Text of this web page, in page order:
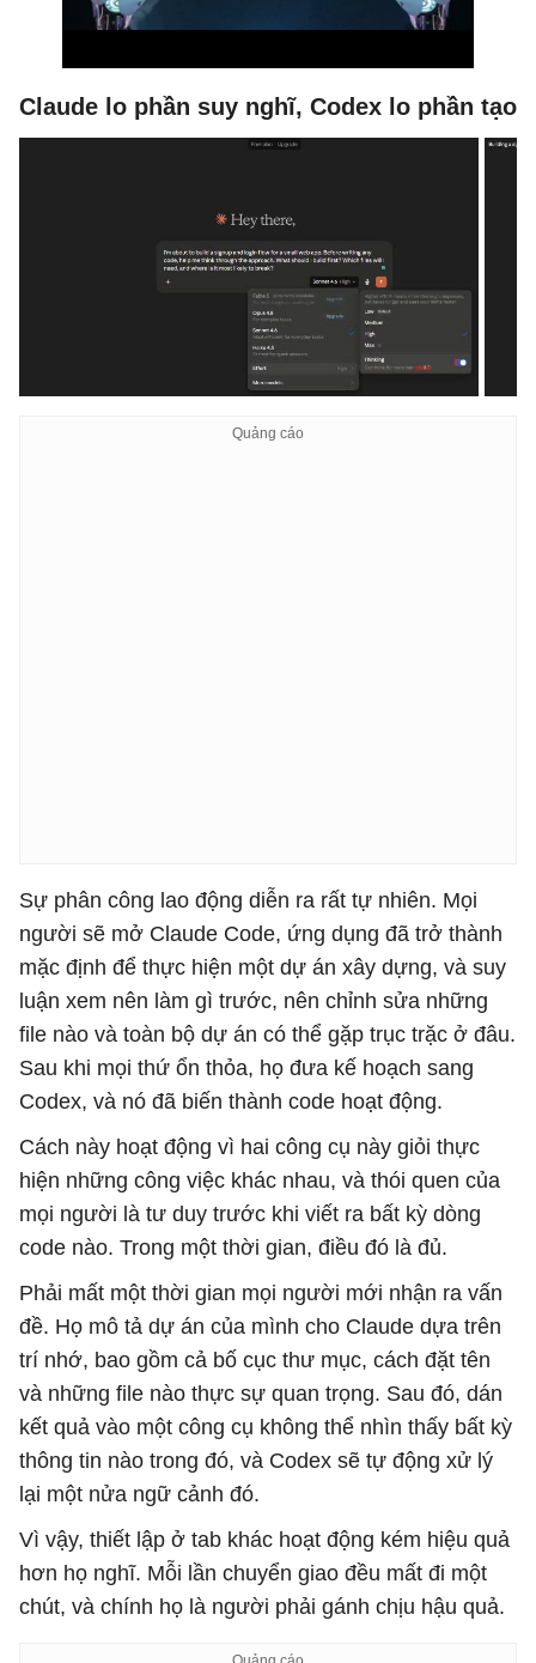
Claude lo phần suy nghĩ, Codex lo phần tạo
Sự phân công lao động diễn ra rất tự nhiên. Mọi
người sẽ mở Claude Code, ứng dụng đã trở thành
mặc định để thực hiện một dự án xây dựng, và suy
luận xem nên làm gì trước, nên chỉnh sửa những
file nào và toàn bộ dự án có thể gặp trục trặc ở đâu.
Sau khi mọi thứ ổn thỏa, họ đưa kế hoạch sang
Codex, và nó đã biến thành code hoạt động.
Cách này hoạt động vì hai công cụ này giỏi thực
hiện những công việc khác nhau, và thói quen của
mọi người là tư duy trước khi viết ra bất kỳ dòng
code nào. Trong một thời gian, điều đó là đủ.
Phải mất một thời gian mọi người mới nhận ra vấn
đề. Họ mô tả dự án của mình cho Claude dựa trên
trí nhớ, bao gồm cả bố cục thư mục, cách đặt tên
và những file nào thực sự quan trọng. Sau đó, dán
kết quả vào một công cụ không thể nhìn thấy bất kỳ
thông tin nào trong đó, và Codex sẽ tự động xử lý
lại một nửa ngữ cảnh đó.
Vì vậy, thiết lập ở tab khác hoạt động kém hiệu quả
hơn họ nghĩ. Mỗi lần chuyển giao đều mất đi một
chút, và chính họ là người phải gánh chịu hậu quả.